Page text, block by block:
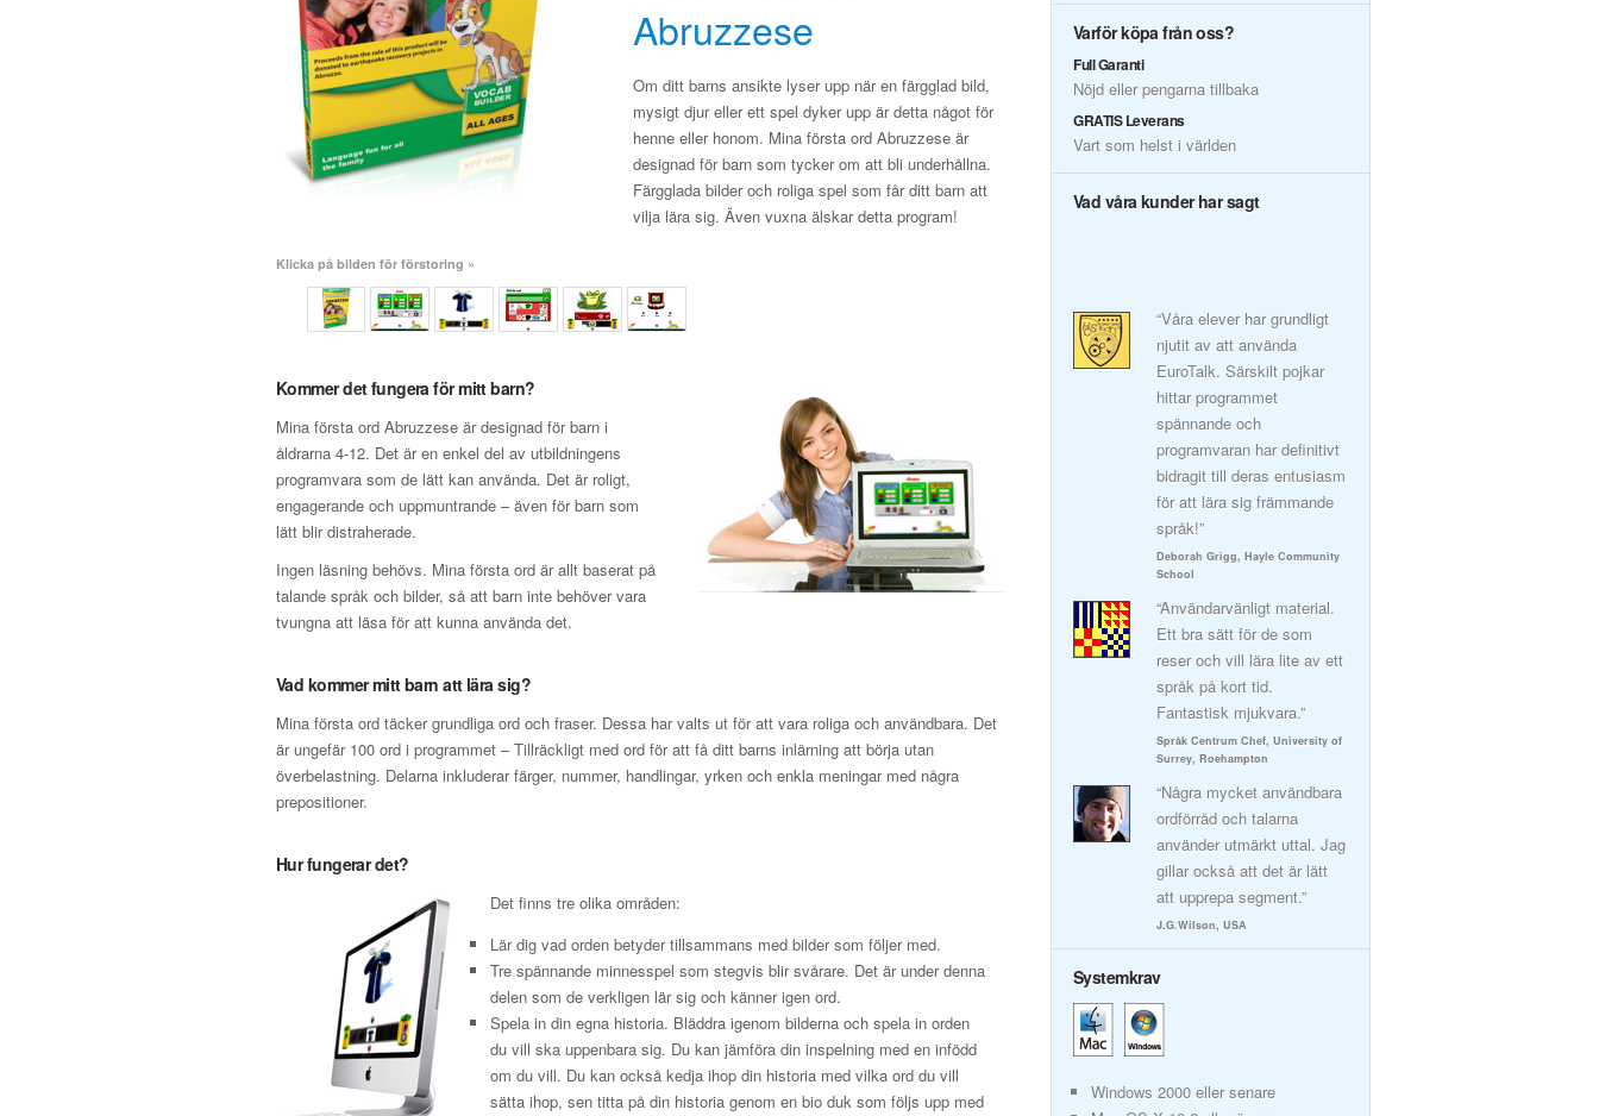
Abruzzese
Om ditt barns ansikte lyser upp när en färgglad bild,
mysigt djur eller ett spel dyker upp är detta något för
henne eller honom. Mina första ord Abruzzese är
designad för barn som tycker om att bli underhållna.
Färgglada bilder och roliga spel som får ditt barn att
vilja lära sig. Även vuxna älskar detta program!
Klicka på bilden för förstoring »
Kommer det fungera för mitt barn?
Mina första ord Abruzzese är designad för barn i
åldrarna 4-12. Det är en enkel del av utbildningens
programvara som de lätt kan använda. Det är roligt,
engagerande och uppmuntrande – även för barn som
lätt blir distraherade.
Ingen läsning behövs. Mina första ord är allt baserat på
talande språk och bilder, så att barn inte behöver vara
tvungna att läsa för att kunna använda det.
Vad kommer mitt barn att lära sig?
Mina första ord täcker grundliga ord och fraser. Dessa har valts ut för att vara roliga och användbara. Det
är ungefär 100 ord i programmet – Tillräckligt med ord för att få ditt barns inlärning att börja utan
överbelastning. Delarna inkluderar färger, nummer, handlingar, yrken och enkla meningar med några
prepositioner.
Hur fungerar det?
Det finns tre olika områden:
Lär dig vad orden betyder tillsammans med bilder som följer med.
Tre spännande minnesspel som stegvis blir svårare. Det är under denna
delen som de verkligen lär sig och känner igen ord.
Spela in din egna historia. Bläddra igenom bilderna och spela in orden
du vill ska uppenbara sig. Du kan jämföra din inspelning med en infödd
om du vill. Du kan också kedja ihop din historia med vilka ord du vill
sätta ihop, sen titta på din historia genom en bio duk som följs upp med
Varför köpa från oss?
Full Garanti
Nöjd eller pengarna tillbaka
GRATIS Leverans
Vart som helst i världen
Vad våra kunder har sagt
“Våra elever har grundligt
njutit av att använda
EuroTalk. Särskilt pojkar
hittar programmet
spännande och
programvaran har definitivt
bidragit till deras entusiasm
för att lära sig främmande
språk!”
Deborah Grigg, Hayle Community
School
“Användarvänligt material.
Ett bra sätt för de som
reser och vill lära lite av ett
språk på kort tid.
Fantastisk mjukvara.”
Språk Centrum Chef, University of
Surrey, Roehampton
“Några mycket användbara
ordförråd och talarna
använder utmärkt uttal. Jag
gillar också att det är lätt
att upprepa segment.”
J.G.Wilson, USA
Systemkrav
Windows 2000 eller senare